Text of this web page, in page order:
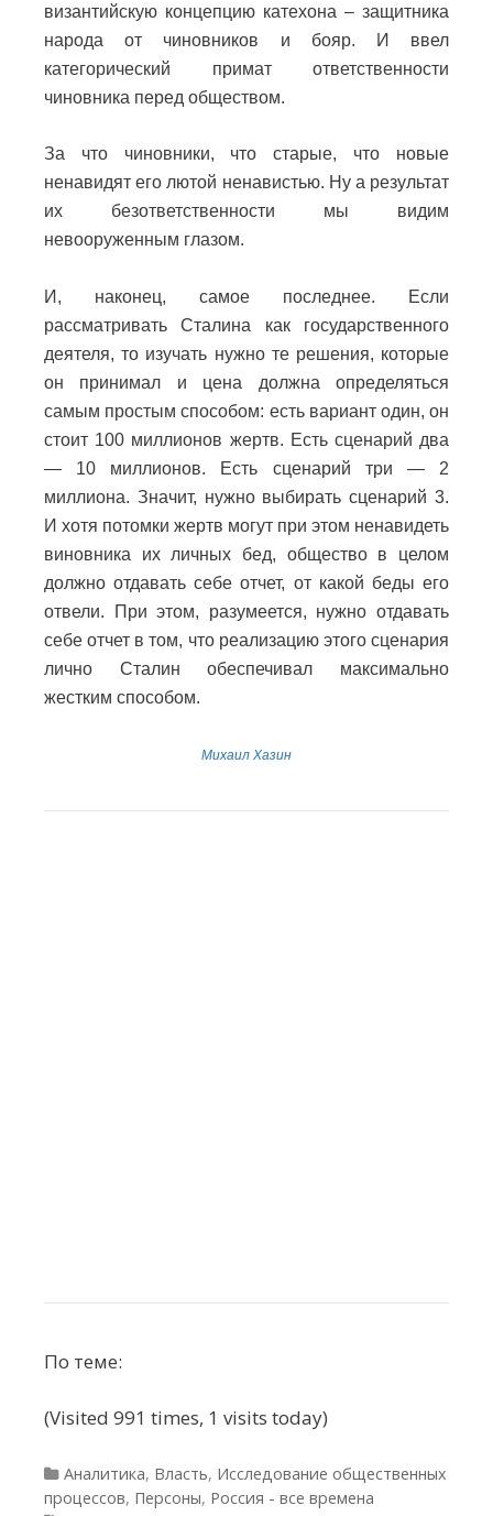
византийскую концепцию катехона – защитника
народа от чиновников и бояр. И ввел
категорический примат ответственности
чиновника перед обществом.
За что чиновники, что старые, что новые
ненавидят его лютой ненавистью. Ну а результат
их безответственности мы видим
невооруженным глазом.
И, наконец, самое последнее. Если
рассматривать Сталина как государственного
деятеля, то изучать нужно те решения, которые
он принимал и цена должна определяться
самым простым способом: есть вариант один, он
стоит 100 миллионов жертв. Есть сценарий два
— 10 миллионов. Есть сценарий три — 2
миллиона. Значит, нужно выбирать сценарий 3.
И хотя потомки жертв могут при этом ненавидеть
виновника их личных бед, общество в целом
должно отдавать себе отчет, от какой беды его
отвели. При этом, разумеется, нужно отдавать
себе отчет в том, что реализацию этого сценария
лично Сталин обеспечивал максимально
жестким способом.
Михаил Хазин
По теме:
(Visited 991 times, 1 visits today)
Рубрики
Аналитика, Власть, Исследование общественных
процессов, Персоны, Россия - все времена